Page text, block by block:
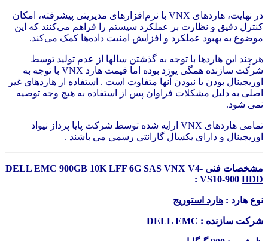
در نهایت، هاردهای VNX با نرم‌افزارهای مدیریتی پیشرفته، امکان
کنترل دقیق و نظارت بر عملکرد سیستم را فراهم می‌کنند که این
موضوع به بهبود عملکرد و افزایش امنیت داده‌ها کمک می‌کند.
هرچند این هاردها با توجه به گذشتن سالها از عدم تولید توسط
شرکت سازنده همگی یوزد بوده اما قیمت هارد VNX با توجه به
اوریجینال بودن یا نبودن آنها متفاوت است . استفاده از هاردهای غیر
اصلی به دلیل مشکلات فراوان پس از استفاده به هیچ وجه توصیه
نمی شود.
تمامی هاردهای VNX ارایه شده توسط شرکت پایا پرداز نیواد
اوریجینال و دارای یکسال گارانتی رسمی می باشند .
مشخصات فنی DELL EMC 900GB 10K LFF 6G SAS VNX V4-
VS10-900 HDD
:
نوع هارد : هارد استوریج
شرکت سازنده : DELL EMC